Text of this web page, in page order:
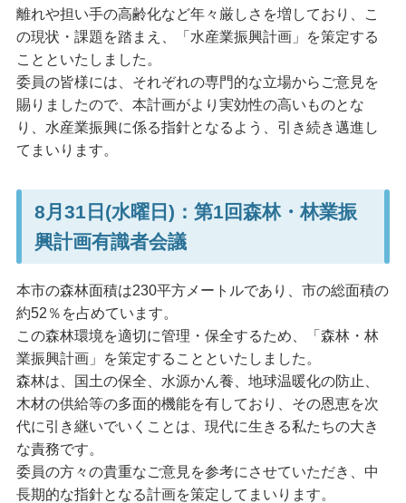
離れや担い手の高齢化など年々厳しさを増しており、こ
の現状・課題を踏まえ、「水産業振興計画」を策定する
ことといたしました。
委員の皆様には、それぞれの専門的な立場からご意見を
賜りましたので、本計画がより実効性の高いものとな
り、水産業振興に係る指針となるよう、引き続き邁進し
てまいります。
8月31日(水曜日)：第1回森林・林業振
興計画有識者会議
本市の森林面積は230平方メートルであり、市の総面積の
約52％を占めています。
この森林環境を適切に管理・保全するため、「森林・林
業振興計画」を策定することといたしました。
森林は、国土の保全、水源かん養、地球温暖化の防止、
木材の供給等の多面的機能を有しており、その恩恵を次
代に引き継いでいくことは、現代に生きる私たちの大き
な責務です。
委員の方々の貴重なご意見を参考にさせていただき、中
長期的な指針となる計画を策定してまいります。